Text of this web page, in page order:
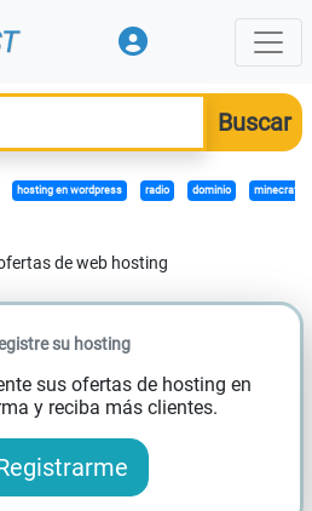
hosting en wordpress radio dominio minecraft
de web hosting
su hosting
sus ofertas de hosting en
y reciba más clientes.